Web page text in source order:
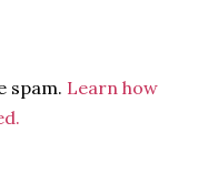
spam. Learn how